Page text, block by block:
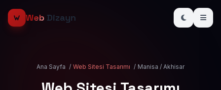
Web Dizayn
Ana Sayfa / Web Sitesi Tasarımı / Manisa / Akhisar